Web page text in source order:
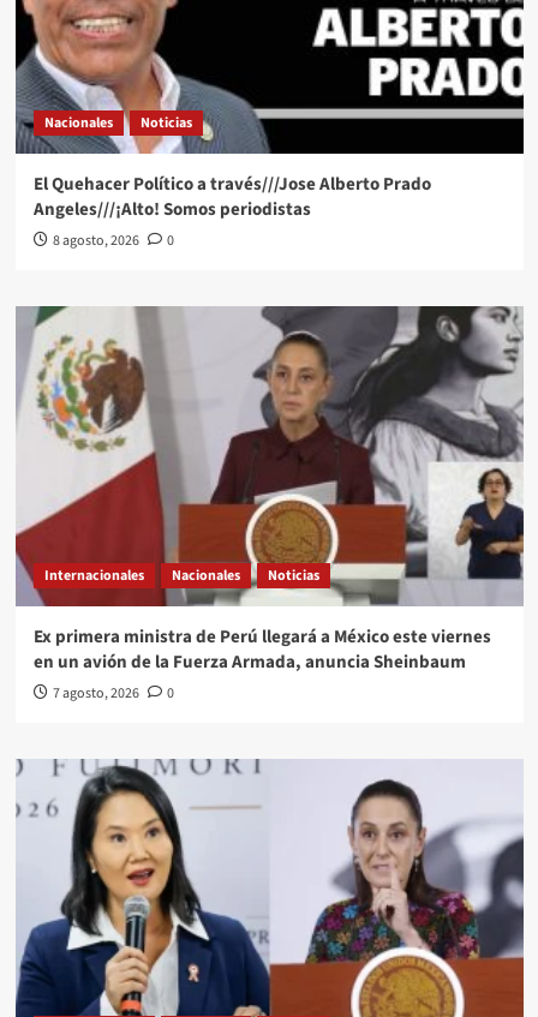
Nacionales Noticias
El Quehacer Político a través///Jose Alberto Prado
Angeles///¡Alto! Somos periodistas
8 agosto, 2026 0
Internacionales Nacionales Noticias
Ex primera ministra de Perú llegará a México este viernes
en un avión de la Fuerza Armada, anuncia Sheinbaum
7 agosto, 2026 0